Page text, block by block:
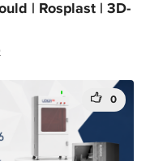
| Rosplast | 3D-
0